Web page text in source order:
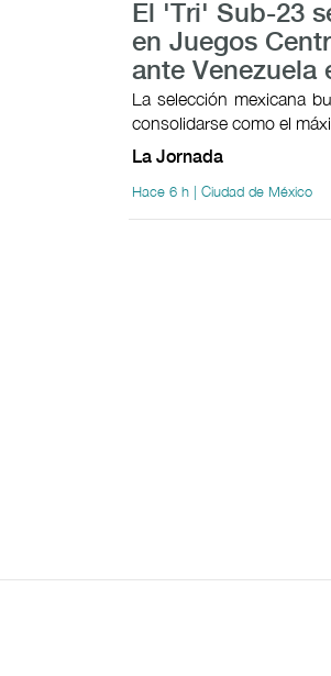
El 'Tri' Sub-23
en Juegos
ante Venezuela
La selección mexicana
consolidarse como el
La Jornada
Hace 6 h | Ciudad de México